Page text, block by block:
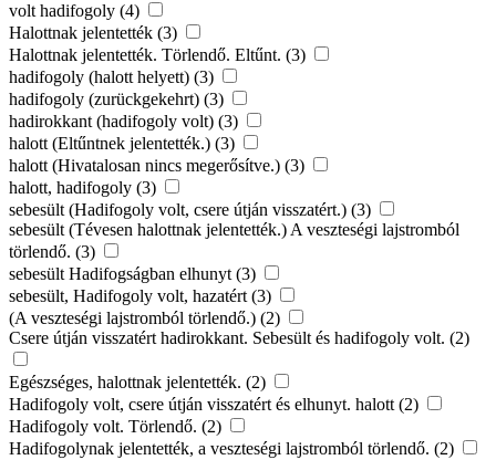
volt hadifogoly (4)
Halottnak jelentették (3)
Halottnak jelentették. Törlendő. Eltűnt. (3)
hadifogoly (halott helyett) (3)
hadifogoly (zurückgekehrt) (3)
hadirokkant (hadifogoly volt) (3)
halott (Eltűntnek jelentették.) (3)
halott (Hivatalosan nincs megerősítve.) (3)
halott, hadifogoly (3)
sebesült (Hadifogoly volt, csere útján visszatért.) (3)
sebesült (Tévesen halottnak jelentették.) A veszteségi lajstromból
törlendő. (3)
sebesült Hadifogságban elhunyt (3)
sebesült, Hadifogoly volt, hazatért (3)
(A veszteségi lajstromból törlendő.) (2)
Csere útján visszatért hadirokkant. Sebesült és hadifogoly volt. (2)
Egészséges, halottnak jelentették. (2)
Hadifogoly volt, csere útján visszatért és elhunyt. halott (2)
Hadifogoly volt. Törlendő. (2)
Hadifogolynak jelentették, a veszteségi lajstromból törlendő. (2)